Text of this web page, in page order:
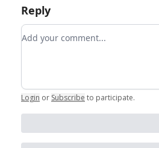
Reply
Add your comment
Login or Subscribe to participate.